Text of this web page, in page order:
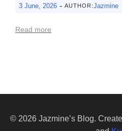
3 June, 2026 - AUTHOR:Jazmine
Read more
© 2026 Jazmine’s Blog.